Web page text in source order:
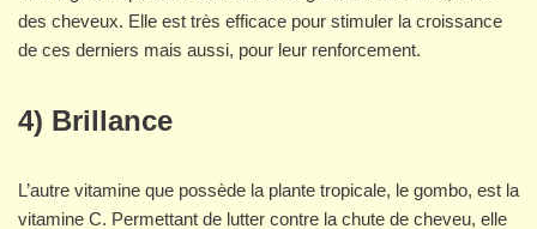
des cheveux. Elle est très efficace pour stimuler la croissance
de ces derniers mais aussi, pour leur renforcement.
4) Brillance
L’autre vitamine que possède la plante tropicale, le gombo, est la
vitamine C. Permettant de lutter contre la chute de cheveu, elle